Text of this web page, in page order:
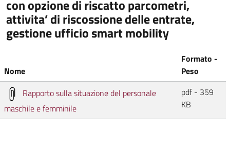
con opzione di riscatto parcometri,
attivita’ di riscossione delle entrate,
gestione ufficio smart mobility
Nome
Formato -
Peso
Rapporto sulla situazione del personale
maschile e femminile
pdf - 359
KB